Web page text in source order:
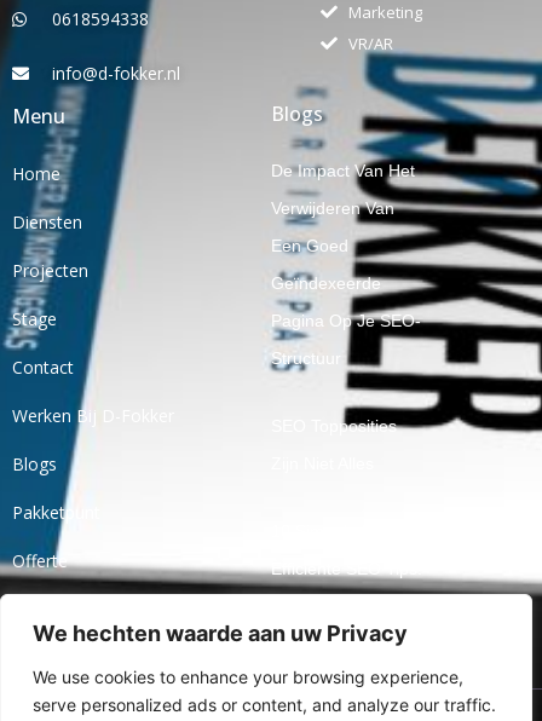
We hechten waarde aan uw Privacy
We use cookies to enhance your browsing experience,
serve personalized ads or content, and analyze our traffic.
0618594338
info@d-fokker.nl
Marketing
VR/AR
Menu
Home
Diensten
Projecten
Stage
Contact
Werken Bij D-Fokker
Blogs
Pakketpunt
Offerte
Blogs
De Impact Van Het
Verwijderen Van
Een Goed
Geïndexeerde
Pagina Op Je SEO-
Structuur
SEO Topposities
Efficiënte SEO Tips!
Openbaar Praten
Over Jaarcijfers